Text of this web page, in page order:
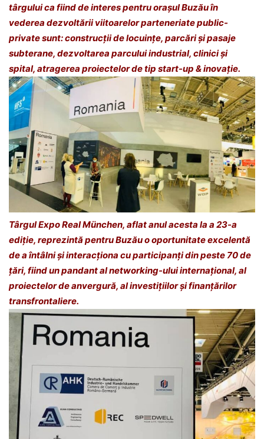
târgului ca fiind de interes pentru orașul Buzău în
vederea dezvoltării viitoarelor parteneriate public-
private sunt: construcții de locuințe, parcări și pasaje
subterane, dezvoltarea parcului industrial, clinici și
spital, atragerea proiectelor de tip start-up & inovație.
Târgul Expo Real München, aflat anul acesta la a 23-a
ediţie, reprezintă pentru Buzău o oportunitate excelentă
de a întâlni şi interacţiona cu participanți din peste 70 de
ţări, fiind un pandant al networking-ului internaţional, al
proiectelor de anvergură, al investiţiilor şi finanţărilor
transfrontaliere.